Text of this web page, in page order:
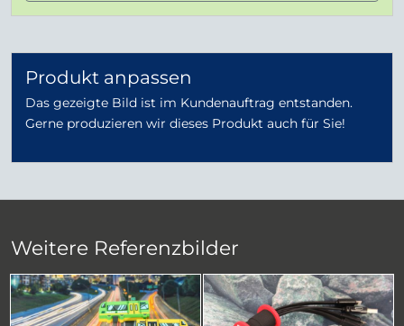
Produkt anpassen
Das gezeigte Bild ist im Kundenauftrag entstanden.
Gerne produzieren wir dieses Produkt auch für Sie!
Weitere Referenzbilder